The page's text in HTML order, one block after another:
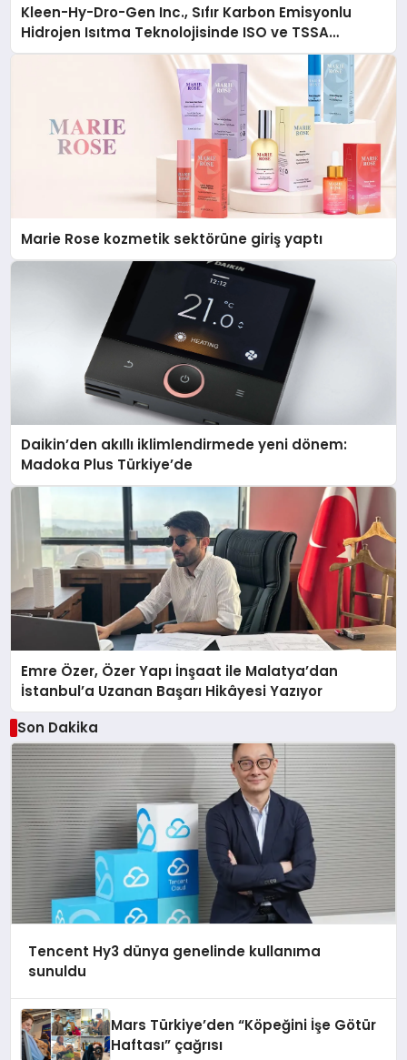
Kleen-Hy-Dro-Gen Inc., Sıfır Karbon Emisyonlu
Hidrojen Isıtma Teknolojisinde ISO ve TSSA
Düzenleyici Onaylarını Aldı
Marie Rose kozmetik sektörüne giriş yaptı
Daikin’den akıllı iklimlendirmede yeni dönem:
Madoka Plus Türkiye’de
Emre Özer, Özer Yapı İnşaat ile Malatya’dan
İstanbul’a Uzanan Başarı Hikâyesi Yazıyor
Son Dakika
Tencent Hy3 dünya genelinde kullanıma
sunuldu
Mars Türkiye’den “Köpeğini İşe Götür
Haftası” çağrısı